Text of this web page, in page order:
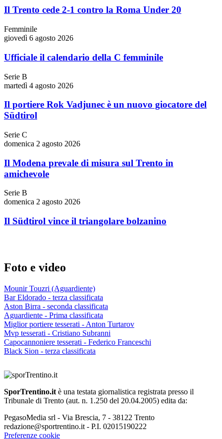
Il Trento cede 2-1 contro la Roma Under 20
Femminile
giovedì 6 agosto 2026
Ufficiale il calendario della C femminile
Serie B
martedì 4 agosto 2026
Il portiere Rok Vadjunec è un nuovo giocatore del
Südtirol
Serie C
domenica 2 agosto 2026
Il Modena prevale di misura sul Trento in
amichevole
Serie B
domenica 2 agosto 2026
Il Südtirol vince il triangolare bolzanino
Foto e video
Mounir Touzri (Aguardiente)
Bar Eldorado - terza classificata
Aston Birra - seconda classificata
Aguardiente - Prima classificata
Miglior portiere tesserati - Anton Turtarov
Mvp tesserati - Cristiano Subranni
Capocannoniere tesserati - Federico Franceschi
Black Sion - terza classificata
SporTrentino.it è una testata giornalistica registrata presso il
Tribunale di Trento (aut. n. 1.250 del 20.04.2005) edita da:
PegasoMedia srl - Via Brescia, 7 - 38122 Trento
redazione@sportrentino.it - P.I. 02015190222
Preferenze cookie